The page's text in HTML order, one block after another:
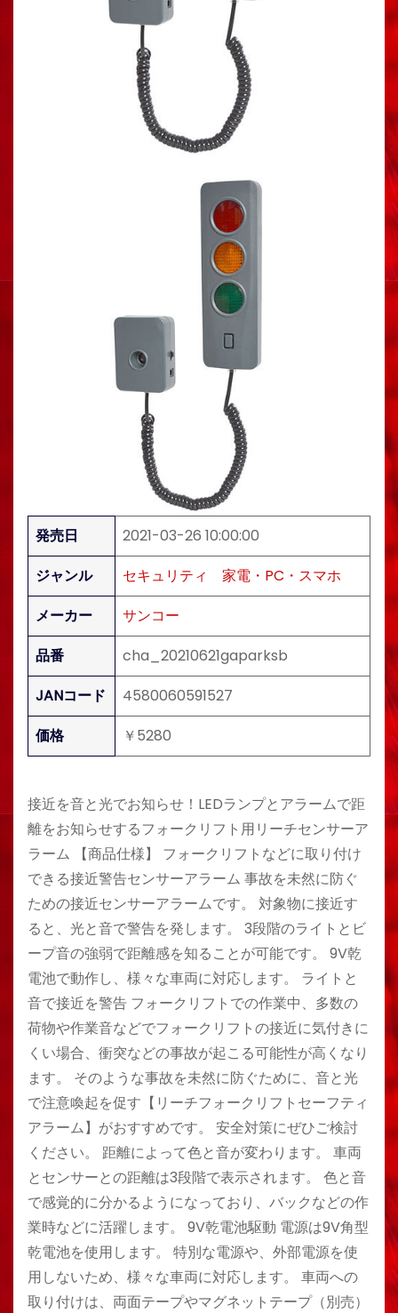
発売日
2021-03-26 10:00:00
ジャンル
セキュリティ
家電・PC・スマホ
メーカー
サンコー
品番
cha_20210621gaparksb
JANコード
4580060591527
価格
￥5280
接近を音と光でお知らせ！LEDランプとアラームで距
離をお知らせするフォークリフト用リーチセンサーア
ラーム 【商品仕様】 フォークリフトなどに取り付け
できる接近警告センサーアラーム 事故を未然に防ぐ
ための接近センサーアラームです。 対象物に接近す
ると、光と音で警告を発します。 3段階のライトとビ
ープ音の強弱で距離感を知ることが可能です。 9V乾
電池で動作し、様々な車両に対応します。 ライトと
音で接近を警告 フォークリフトでの作業中、多数の
荷物や作業音などでフォークリフトの接近に気付きに
くい場合、衝突などの事故が起こる可能性が高くなり
ます。 そのような事故を未然に防ぐために、音と光
で注意喚起を促す【リーチフォークリフトセーフティ
アラーム】がおすすめです。 安全対策にぜひご検討
ください。 距離によって色と音が変わります。 車両
とセンサーとの距離は3段階で表示されます。 色と音
で感覚的に分かるようになっており、バックなどの作
業時などに活躍します。 9V乾電池駆動 電源は9V角型
乾電池を使用します。 特別な電源や、外部電源を使
用しないため、様々な車両に対応します。 車両への
取り付けは、両面テープやマグネットテープ（別売）